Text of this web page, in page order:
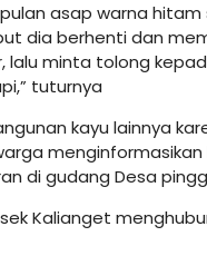
asap warna
dia berhenti dan
lalu minta tolong
tuturnya
kayu lainnya
di gudang Desa
Kalianget